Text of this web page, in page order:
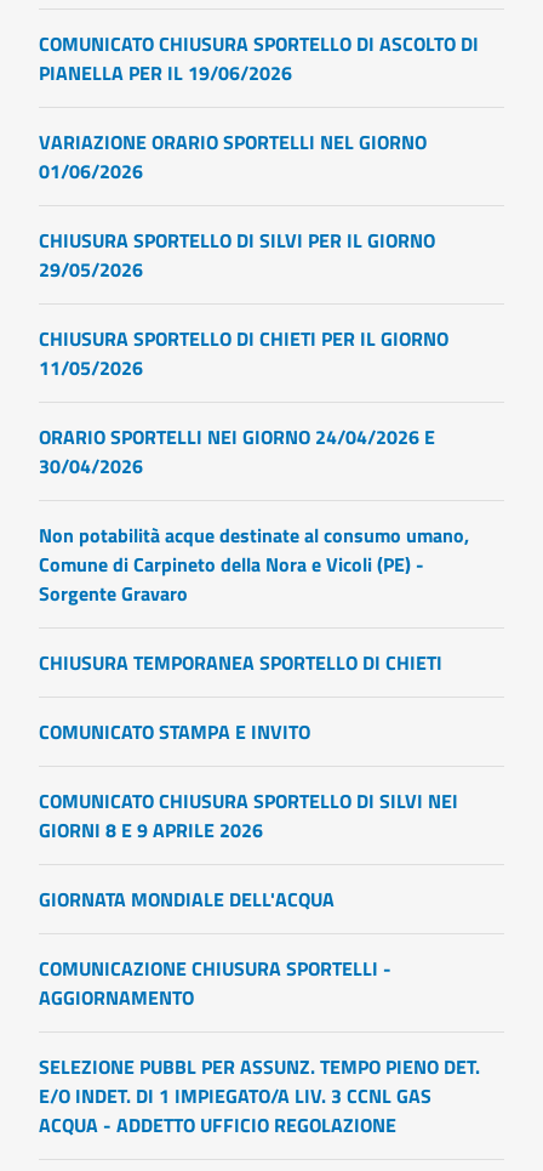
COMUNICATO CHIUSURA SPORTELLO DI ASCOLTO DI
PIANELLA PER IL 19/06/2026
VARIAZIONE ORARIO SPORTELLI NEL GIORNO
01/06/2026
CHIUSURA SPORTELLO DI SILVI PER IL GIORNO
29/05/2026
CHIUSURA SPORTELLO DI CHIETI PER IL GIORNO
11/05/2026
ORARIO SPORTELLI NEI GIORNO 24/04/2026 E
30/04/2026
Non potabilità acque destinate al consumo umano,
Comune di Carpineto della Nora e Vicoli (PE) -
Sorgente Gravaro
CHIUSURA TEMPORANEA SPORTELLO DI CHIETI
COMUNICATO STAMPA E INVITO
COMUNICATO CHIUSURA SPORTELLO DI SILVI NEI
GIORNI 8 E 9 APRILE 2026
GIORNATA MONDIALE DELL'ACQUA
COMUNICAZIONE CHIUSURA SPORTELLI -
AGGIORNAMENTO
SELEZIONE PUBBL PER ASSUNZ. TEMPO PIENO DET.
E/O INDET. DI 1 IMPIEGATO/A LIV. 3 CCNL GAS
ACQUA - ADDETTO UFFICIO REGOLAZIONE